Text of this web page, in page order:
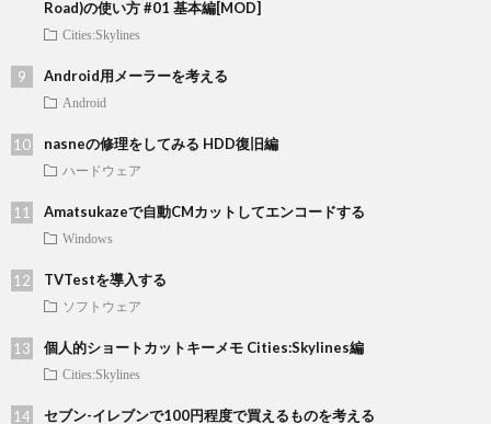
Road)の使い方 #01 基本編[MOD]
Cities:Skylines
Android用メーラーを考える
Android
nasneの修理をしてみる HDD復旧編
ハードウェア
Amatsukazeで自動CMカットしてエンコードする
Windows
TVTestを導入する
ソフトウェア
個人的ショートカットキーメモ Cities:Skylines編
Cities:Skylines
セブン-イレブンで100円程度で買えるものを考える